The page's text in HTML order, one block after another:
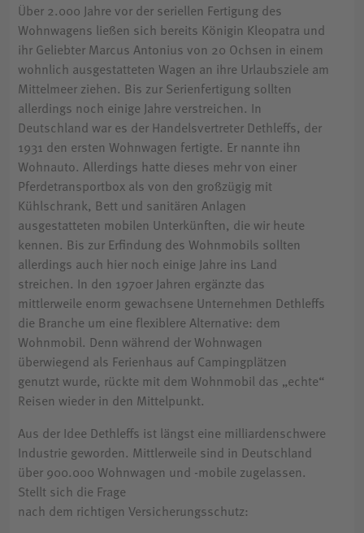
Über 2.000 Jahre vor der seriellen Fertigung des
Wohnwagens ließen sich bereits Königin Kleopatra und
ihr Geliebter Marcus Antonius von 20 Ochsen in einem
wohnlich ausgestatteten Wagen an ihre Urlaubsziele am
Mittelmeer ziehen. Bis zur Serienfertigung sollten
allerdings noch einige Jahre verstreichen. In
Deutschland war es der Handelsvertreter Dethleffs, der
1931 den ersten Wohnwagen fertigte. Er nannte ihn
Wohnauto. Allerdings hatte dieses mehr von einer
Pferdetransportbox als von den großzügig mit
Kühlschrank, Bett und sanitären Anlagen
ausgestatteten mobilen Unterkünften, die wir heute
kennen. Bis zur Erfindung des Wohnmobils sollten
allerdings auch hier noch einige Jahre ins Land
streichen. In den 1970er Jahren ergänzte das
mittlerweile enorm gewachsene Unternehmen Dethleffs
die Branche um eine flexiblere Alternative: dem
Wohnmobil. Denn während der Wohnwagen
überwiegend als Ferienhaus auf Campingplätzen
genutzt wurde, rückte mit dem Wohnmobil das „echte“
Reisen wieder in den Mittelpunkt.
Aus der Idee Dethleffs ist längst eine milliardenschwere
Industrie geworden. Mittlerweile sind in Deutschland
über 900.000 Wohnwagen und -mobile zugelassen.
Stellt sich die Frage
nach dem richtigen Versicherungsschutz: